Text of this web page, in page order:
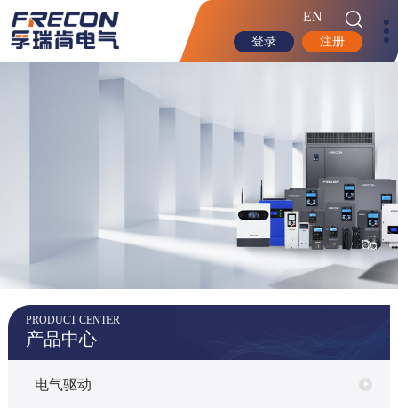
EN
登录 注册
PRODUCT CENTER
产品中心
电气驱动